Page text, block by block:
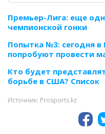
Премьер-Лига: еще
чемпионской гонки
Попытка №3: сегодня в
попробуют провести
Кто будет
борьбе в США? Список
Источник: Prosports.kz